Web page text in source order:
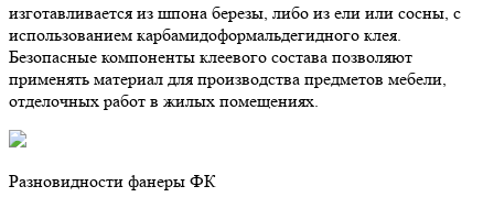
изготавливается из шпона березы, либо из ели или сосны, с
использованием карбамидоформальдегидного клея.
Безопасные компоненты клеевого состава позволяют
применять материал для производства предметов мебели,
отделочных работ в жилых помещениях.
Разновидности фанеры ФК